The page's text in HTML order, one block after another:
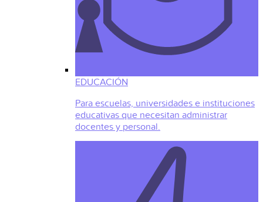
EDUCACIÓN
Para escuelas, universidades e instituciones
educativas que necesitan administrar
docentes y personal.